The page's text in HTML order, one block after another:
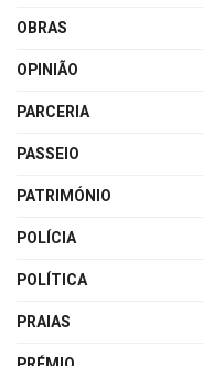
OBRAS
OPINIÃO
PARCERIA
PASSEIO
PATRIMÓNIO
POLÍCIA
POLÍTICA
PRAIAS